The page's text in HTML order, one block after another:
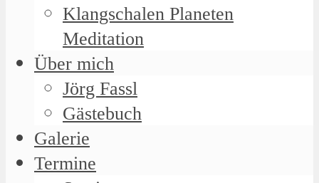
Klangschalen Planeten
Meditation
Über mich
Jörg Fassl
Gästebuch
Galerie
Termine